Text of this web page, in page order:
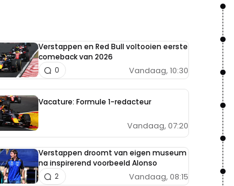
Verstappen en Red Bull voltooien eerste
comeback van 2026
Vandaag, 10:30
0
Vacature: Formule 1-redacteur
Vandaag, 07:20
Verstappen droomt van eigen museum
na inspirerend voorbeeld Alonso
Vandaag, 08:15
2